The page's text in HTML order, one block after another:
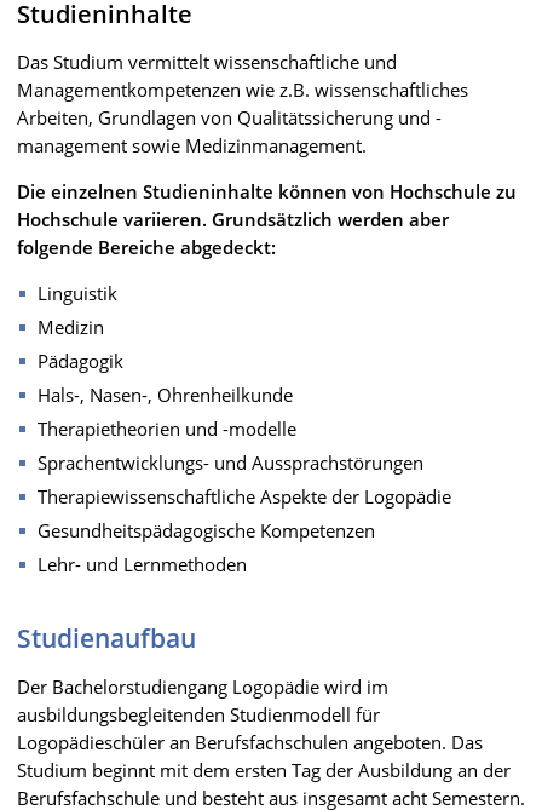
Studieninhalte
Das Studium vermittelt wissenschaftliche und
Managementkompetenzen wie z.B. wissenschaftliches
Arbeiten, Grundlagen von Qualitätssicherung und -
management sowie Medizinmanagement.
Die einzelnen Studieninhalte können von Hochschule zu
Hochschule variieren. Grundsätzlich werden aber
folgende Bereiche abgedeckt:
Linguistik
Medizin
Pädagogik
Hals-, Nasen-, Ohrenheilkunde
Therapietheorien und -modelle
Sprachentwicklungs- und Aussprachstörungen
Therapiewissenschaftliche Aspekte der Logopädie
Gesundheitspädagogische Kompetenzen
Lehr- und Lernmethoden
Studienaufbau
Der Bachelorstudiengang Logopädie wird im
ausbildungsbegleitenden Studienmodell für
Logopädieschüler an Berufsfachschulen angeboten. Das
Studium beginnt mit dem ersten Tag der Ausbildung an der
Berufsfachschule und besteht aus insgesamt acht Semestern.